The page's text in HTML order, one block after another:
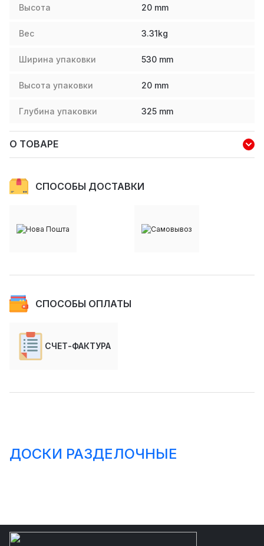
Высота 20 mm
Вес 3.31kg
Ширина упаковки 530 mm
Высота упаковки 20 mm
Глубина упаковки 325 mm
О ТОВАРЕ
СПОСОБЫ ДОСТАВКИ
СПОСОБЫ ОПЛАТЫ
СЧЕТ-ФАКТУРА
ДОСКИ РАЗДЕЛОЧНЫЕ